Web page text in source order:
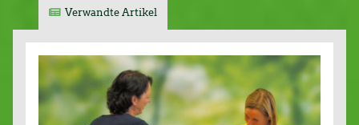
Verwandte Artikel